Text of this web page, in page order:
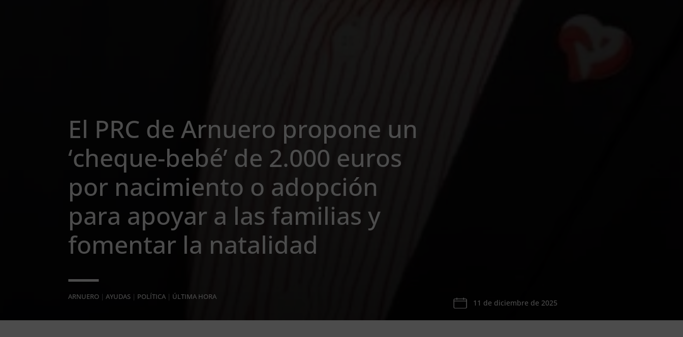
El PRC de Arnuero propone un
‘cheque-bebé’ de 2.000 euros
por nacimiento o adopción
para apoyar a las familias y
fomentar la natalidad
ARNUERO |AYUDAS | POLÍTICA | ÚLTIMA HORA
11 de diciembre de 2025